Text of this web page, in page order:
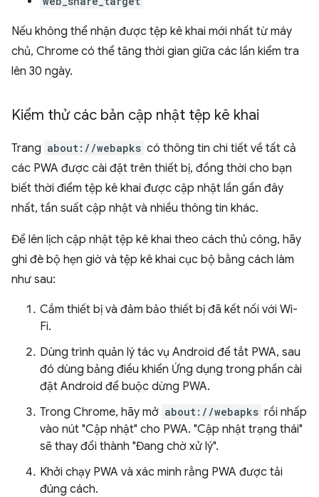
Nếu không thể nhận được tệp kê khai mới nhất từ máy
chủ, Chrome có thể tăng thời gian giữa các lần kiểm tra
lên 30 ngày.
Kiểm thử các bản cập nhật tệp kê khai
Trang about://webapks có thông tin chi tiết về tất cả
các PWA được cài đặt trên thiết bị, đồng thời cho bạn
biết thời điểm tệp kê khai được cập nhật lần gần đây
nhất, tần suất cập nhật và nhiều thông tin khác.
Để lên lịch cập nhật tệp kê khai theo cách thủ công, hãy
ghi đè bộ hẹn giờ và tệp kê khai cục bộ bằng cách làm
như sau:
Cắm thiết bị và đảm bảo thiết bị đã kết nối với Wi-
Fi.
Dùng trình quản lý tác vụ Android để tắt PWA, sau
đó dùng bảng điều khiển Ứng dụng trong phần cài
đặt Android để buộc dừng PWA.
Trong Chrome, hãy mở about://webapks rồi nhấp
vào nút "Cập nhật" cho PWA. "Cập nhật trạng thái"
sẽ thay đổi thành "Đang chờ xử lý".
Khởi chạy PWA và xác minh rằng PWA được tải
đúng cách.